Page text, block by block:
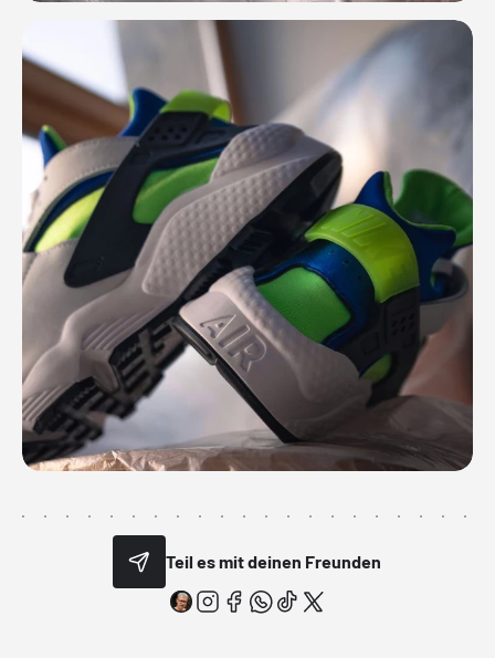
Teil es mit deinen Freunden